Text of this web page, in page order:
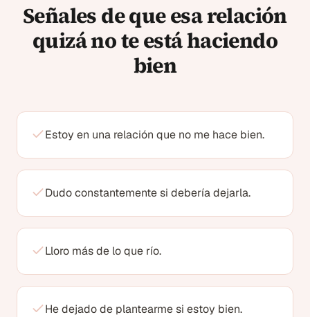
Señales de que esa relación
quizá no te está haciendo
bien
Estoy en una relación que no me hace bien.
Dudo constantemente si debería dejarla.
Lloro más de lo que río.
He dejado de plantearme si estoy bien.